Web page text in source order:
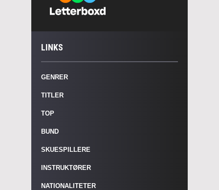
LINKS
GENRER
TITLER
TOP
BUND
SKUESPILLERE
INSTRUKTØRER
NATIONALITETER